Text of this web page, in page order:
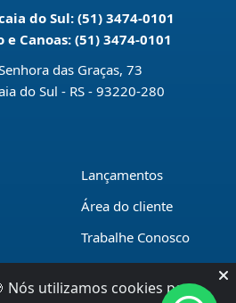
do Sul: (51) 3474-0101
e Canoas: (51) 3474-0101
das Graças, 73
do Sul - RS - 93220-280
Lançamentos
Área do cliente
Trabalhe Conosco
Políticas de privacidade
Nós utilizamos cookies para